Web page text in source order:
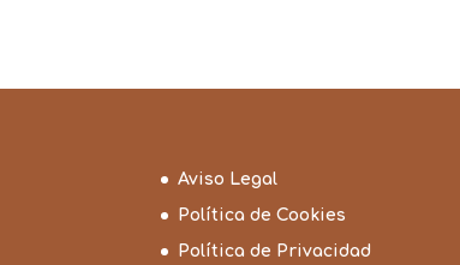
Aviso Legal
Política de Cookies
Política de Privacidad